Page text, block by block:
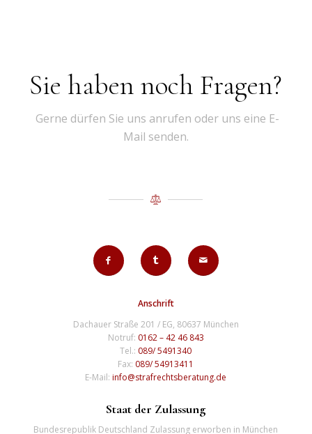
Sie haben noch Fragen?
Gerne dürfen Sie uns anrufen oder uns eine E-
Mail senden.
Anschrift
Dachauer Straße 201 / EG, 80637 München
Notruf: 0162 – 42 46 843
Tel.: 089/ 5491340
Fax: 089/ 54913411
E-Mail:info@strafrechtsberatung.de
Staat der Zulassung
Bundesrepublik Deutschland Zulassung erworben in München